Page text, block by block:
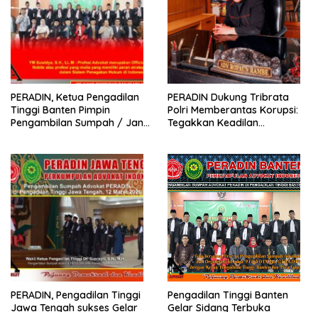
PERADIN, Ketua Pengadilan
Tinggi Banten Pimpin
Pengambilan Sumpah / Janji
PERADIN Dukung Tribrata
Polri Memberantas Korupsi:
Tegakkan Keadilan
PERADIN, Pengadilan Tinggi
Jawa Tengah sukses Gelar
Pengadilan Tinggi Banten
Gelar Sidang Terbuka